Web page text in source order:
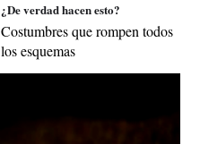
¿De verdad hacen esto?
Costumbres que rompen todos
los esquemas